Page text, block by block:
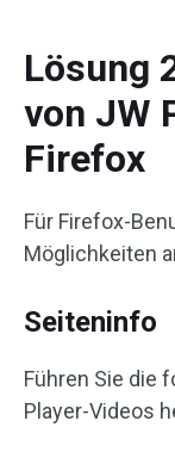
Lösung
von JW
Firefox
Für Firefox-
Möglichkeiten
Seiteninfo
Führen Sie die
Player-Videos